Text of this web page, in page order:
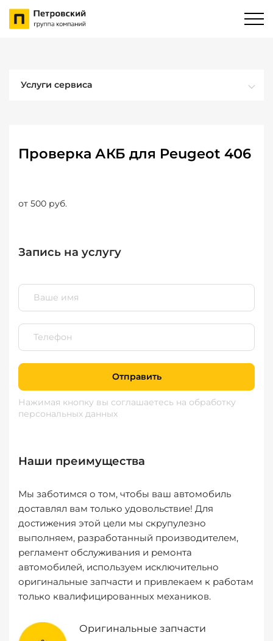
Услуги сервиса
Проверка АКБ для Peugeot 406
от 500 руб.
Запись на услугу
Отправить
Нажимая кнопку вы соглашаетесь на обработку
персональных данных
Наши преимущества
Мы заботимся о том, чтобы ваш автомобиль
доставлял вам только удовольствие! Для
достижения этой цели мы скрупулезно
выполняем, разработанный производителем,
регламент обслуживания и ремонта
автомобилей, используем исключительно
оригинальные запчасти и привлекаем к работам
только квалифицированных механиков.
Оригинальные запчасти